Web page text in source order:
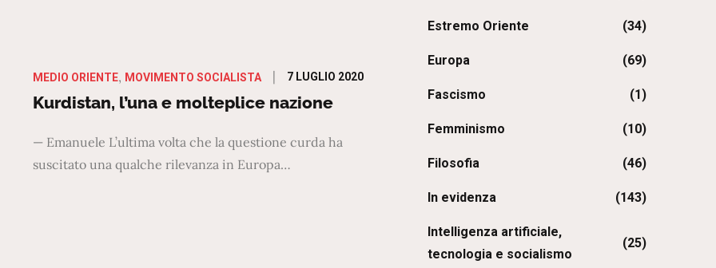
MEDIO ORIENTE MOVIMENTO SOCIALISTA
Posted
on
7 LUGLIO 2020
Kurdistan, l’una e molteplice nazione
— Emanuele L’ultima volta che la questione curda ha
suscitato una qualche rilevanza in Europa…
Estremo Oriente (34)
Europa (69)
Fascismo (1)
Femminismo (10)
Filosofia (46)
In evidenza (143)
Intelligenza artificiale,
tecnologia e socialismo
(25)